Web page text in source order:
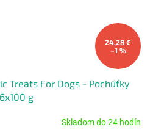
24,28 €
–1 %
Treats For Dogs - Pochúťky
6x100 g
Skladom do 24 hodín